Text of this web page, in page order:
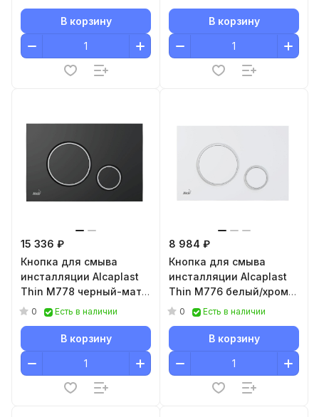
В корзину В корзину
15 336 ₽
Кнопка для смыва
инсталляции Alcaplast
Thin M778 черный-мат/
хром-глянец
0 Есть в наличии
В корзину
8 984 ₽
Кнопка для смыва
инсталляции Alcaplast
Thin M776 белый/хром-
глянец
0 Есть в наличии
В корзину